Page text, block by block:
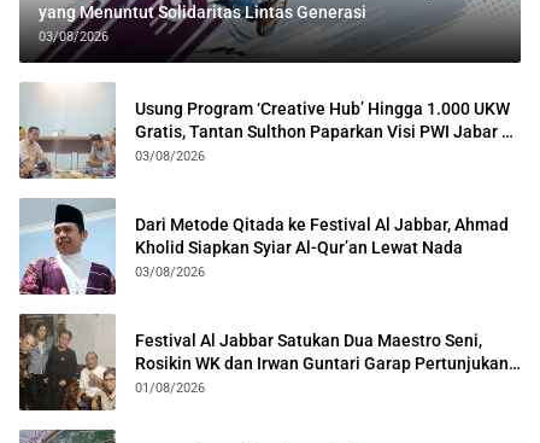
yang Menuntut Solidaritas Lintas Generasi
03/08/2026
Usung Program ‘Creative Hub’ Hingga 1.000 UKW
Gratis, Tantan Sulthon Paparkan Visi PWI Jabar di
Kota Bogor
03/08/2026
Dari Metode Qitada ke Festival Al Jabbar, Ahmad
Kholid Siapkan Syiar Al-Qur’an Lewat Nada
03/08/2026
Festival Al Jabbar Satukan Dua Maestro Seni,
Rosikin WK dan Irwan Guntari Garap Pertunjukan
Kolosal
01/08/2026